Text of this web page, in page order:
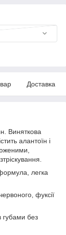
Доставка
Виняткова
алантоїн і
легка
фуксії
губами без